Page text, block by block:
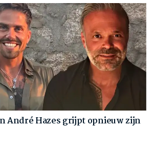
André Hazes grijpt opnieuw zijn